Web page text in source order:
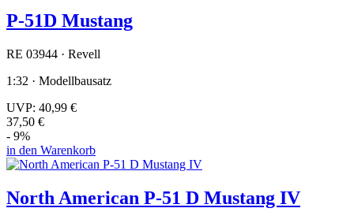
P-51D Mustang
RE 03944 · Revell
1:32 · Modellbausatz
UVP: 40,99 €
37,50 €
- 9%
in den Warenkorb
North American P-51 D Mustang IV